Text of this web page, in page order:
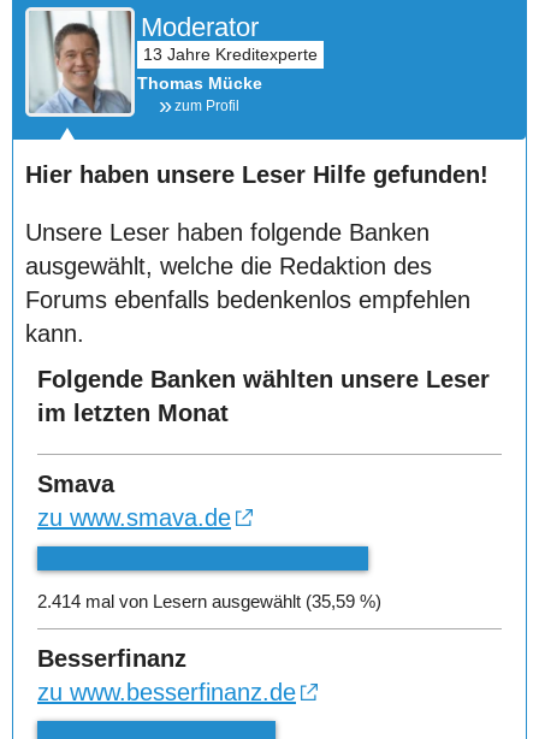
Moderator
Thomas Mücke
zum Profil
Hier haben unsere Leser Hilfe gefunden!
Unsere Leser haben folgende Banken
ausgewählt, welche die Redaktion des
Forums ebenfalls bedenkenlos empfehlen
kann.
Folgende Banken wählten unsere Leser
im letzten Monat
Smava
zu www.smava.de
2.414 mal von Lesern ausgewählt (35,59 %)
Besserfinanz
zu www.besserfinanz.de